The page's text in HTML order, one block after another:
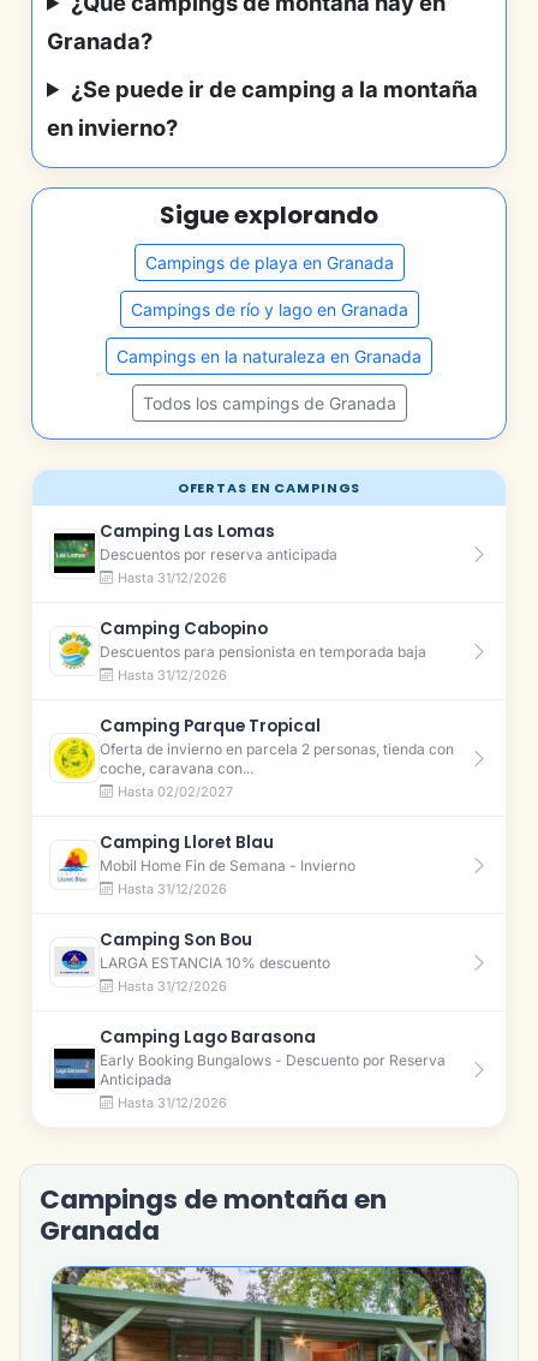
OFERTAS EN CAMPINGS
Camping Las Lomas
Descuentos por reserva anticipada
Hasta 31/12/2026
Camping Cabopino
Descuentos para pensionista en temporada baja
Hasta 31/12/2026
Camping Parque Tropical
Oferta de invierno en parcela 2 personas, tienda con
coche, caravana con...
Hasta 02/02/2027
Camping Lloret Blau
Mobil Home Fin de Semana - Invierno
Hasta 31/12/2026
Camping Son Bou
LARGA ESTANCIA 10% descuento
Hasta 31/12/2026
Camping Lago Barasona
Early Booking Bungalows - Descuento por Reserva
Anticipada
Hasta 31/12/2026
Granada?
¿Se puede ir de camping a la montaña
en invierno?
Sigue explorando
Campings de playa en Granada
Campings de río y lago en Granada
Campings en la naturaleza en Granada
Todos los campings de Granada
Campings de montaña en
Granada